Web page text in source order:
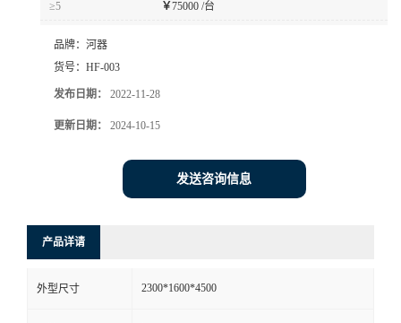
式
在
≥5 ￥75000 /台
品牌： 河器
货号： HF-003
发布日期： 2022-11-28
更新日期： 2024-10-15
发送咨询信息
产品详请
外型尺寸 2300*1600*4500